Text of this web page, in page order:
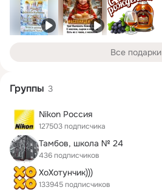
Все подарки
Группы 3
Nikon Россия
127503 подписчика
Тамбов, школа № 24
436 подписчиков
ХоХотунчик)))
133945 подписчиков